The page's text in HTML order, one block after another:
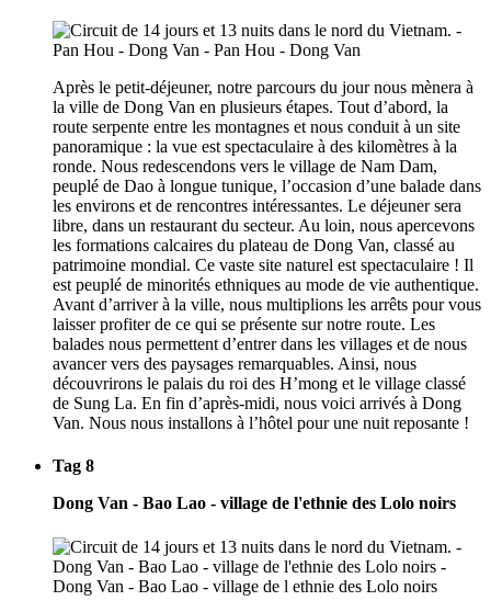
Après le petit-déjeuner, notre parcours du jour nous mènera à
la ville de Dong Van en plusieurs étapes. Tout d’abord, la
route serpente entre les montagnes et nous conduit à un site
panoramique : la vue est spectaculaire à des kilomètres à la
ronde. Nous redescendons vers le village de Nam Dam,
peuplé de Dao à longue tunique, l’occasion d’une balade dans
les environs et de rencontres intéressantes. Le déjeuner sera
libre, dans un restaurant du secteur. Au loin, nous apercevons
les formations calcaires du plateau de Dong Van, classé au
patrimoine mondial. Ce vaste site naturel est spectaculaire ! Il
est peuplé de minorités ethniques au mode de vie authentique.
Avant d’arriver à la ville, nous multiplions les arrêts pour vous
laisser profiter de ce qui se présente sur notre route. Les
balades nous permettent d’entrer dans les villages et de nous
avancer vers des paysages remarquables. Ainsi, nous
découvrirons le palais du roi des H’mong et le village classé
de Sung La. En fin d’après-midi, nous voici arrivés à Dong
Van. Nous nous installons à l’hôtel pour une nuit reposante !
Tag 8
Dong Van - Bao Lao - village de l'ethnie des Lolo noirs